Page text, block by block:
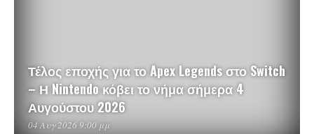
Τέλος εποχής για το Apex Legends στο Switch
– Η Nintendo κόβει το νήμα σήμερα 4
Αυγούστου 2026
04 Αυγ 2026 9:00 μμ